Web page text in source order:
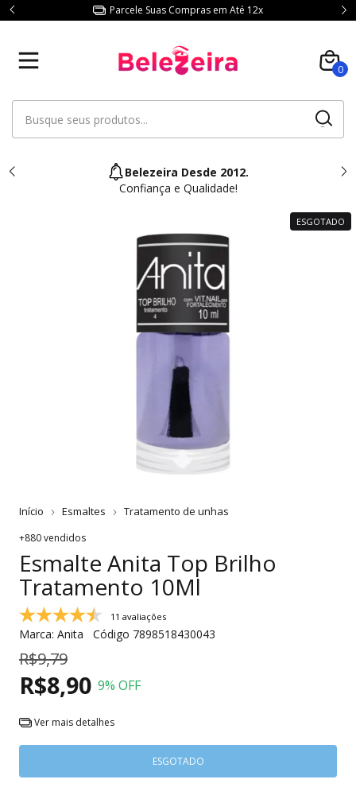
Parcele Suas Compras em Até 12x
0
Belezeira Desde 2012.
Confiança e Qualidade!
ESGOTADO
Início Esmaltes Tratamento de unhas
+880 vendidos
Esmalte Anita Top Brilho
Tratamento 10Ml
11 avaliações
Marca: Anita Código 7898518430043
R$9,79
R$8,90 9% OFF
Ver mais detalhes